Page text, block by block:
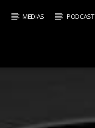
MEDIAS PODCAST